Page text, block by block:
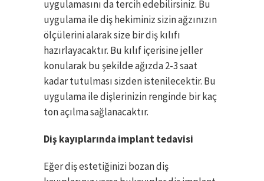
uygulamasını da tercih edebilirsiniz. Bu
uygulama ile diş hekiminiz sizin ağzınızın
ölçülerini alarak size bir diş kılıfı
hazırlayacaktır. Bu kılıf içerisine jeller
konularak bu şekilde ağızda 2-3 saat
kadar tutulması sizden istenilecektir. Bu
uygulama ile dişlerinizin renginde bir kaç
ton açılma sağlanacaktır.
Diş kayıplarında implant tedavisi
Eğer diş estetiğinizi bozan diş